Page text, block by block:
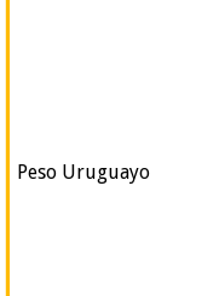
Peso Uruguayo